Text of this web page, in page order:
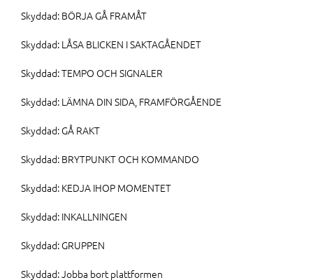
Skyddad: BÖRJA GÅ FRAMÅT
Skyddad: LÅSA BLICKEN I SAKTAGÅENDET
Skyddad: TEMPO OCH SIGNALER
Skyddad: LÄMNA DIN SIDA, FRAMFÖRGÅENDE
Skyddad: GÅ RAKT
Skyddad: BRYTPUNKT OCH KOMMANDO
Skyddad: KEDJA IHOP MOMENTET
Skyddad: INKALLNINGEN
Skyddad: GRUPPEN
Skyddad: Jobba bort plattformen